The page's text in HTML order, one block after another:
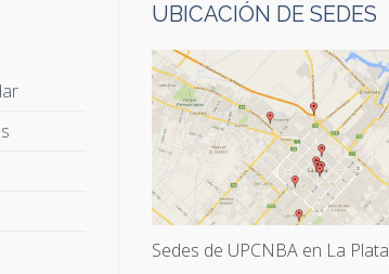
UBICACIÓN DE SEDES
Sedes de UPCNBA en La Plata